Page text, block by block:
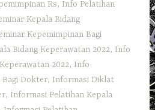
Rs, Info Pelatihan
Kepala Bidang
Kepemimpinan Bagi
Bidang Keperawatan 2022, Info
2022, Info
Bagi Dokter, Informasi Diklat
, Informasi Pelatihan Kepala